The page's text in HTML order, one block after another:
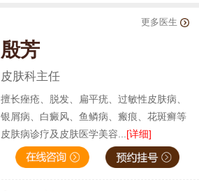
更多医生
殷芳
皮肤科主任
擅长痤疮、脱发、扁平疣、过敏性皮肤病、
银屑病、白癜风、鱼鳞病、瘢痕、花斑癣等
皮肤病诊疗及皮肤医学美容... [详细]